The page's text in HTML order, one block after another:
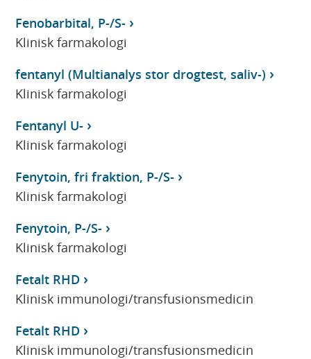
Fenobarbital, P-/S-
Klinisk farmakologi
fentanyl (Multianalys stor drogtest, saliv-)
Klinisk farmakologi
Fentanyl U-
Klinisk farmakologi
Fenytoin, fri fraktion, P-/S-
Klinisk farmakologi
Fenytoin, P-/S-
Klinisk farmakologi
Fetalt RHD
Klinisk immunologi/transfusionsmedicin
Fetalt RHD
Klinisk immunologi/transfusionsmedicin